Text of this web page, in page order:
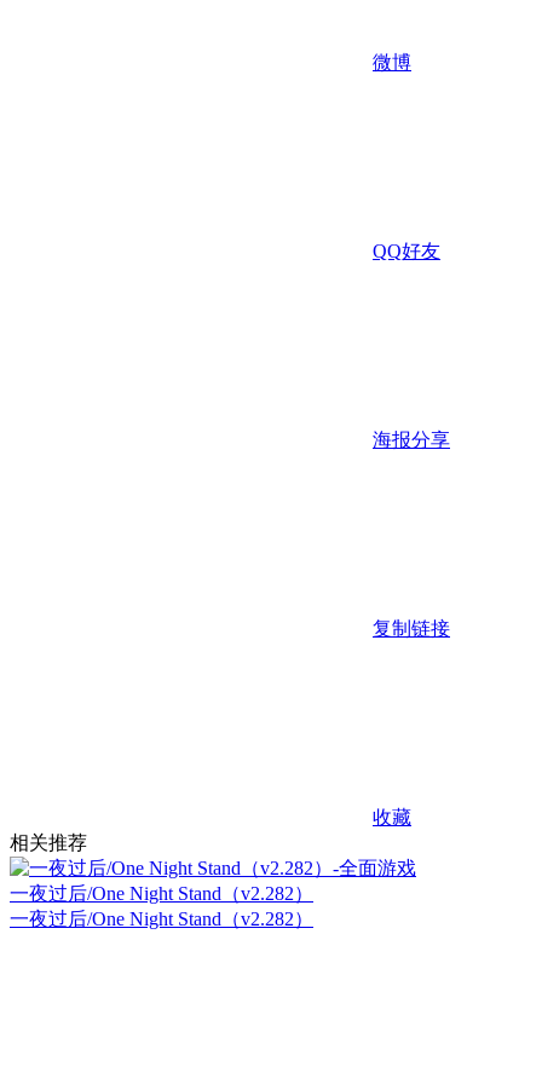
微博
QQ好友
海报分享
复制链接
收藏
相关推荐
一夜过后/One Night Stand（v2.282）
一夜过后/One Night Stand（v2.282）